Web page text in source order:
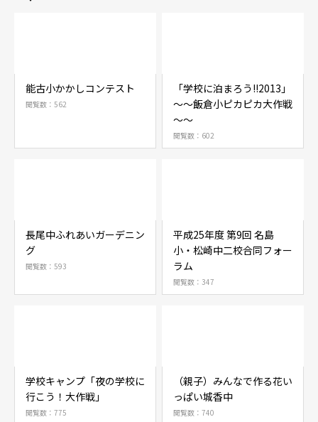
能古小かかしコンテスト
閲覧数：562
「学校に泊まろう!!2013」
～～飯倉小ピカピカ大作戦
～～
閲覧数：602
長尾中ふれあいガーデニン
グ
閲覧数：593
平成25年度 第9回 名島
小・松崎中二校合同フォー
ラム
閲覧数：347
学校キャンプ「夜の学校に
行こう！大作戦」
閲覧数：775
（親子）みんなで作る花い
っぱい城香中
閲覧数：740